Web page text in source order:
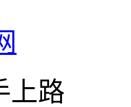
上路